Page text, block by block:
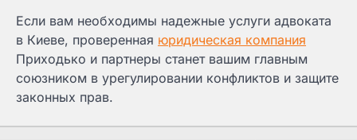
Если вам необходимы надежные услуги адвоката
в Киеве, проверенная юридическая компания
Приходько и партнеры станет вашим главным
союзником в урегулировании конфликтов и защите
законных прав.